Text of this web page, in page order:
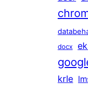
docx
krle